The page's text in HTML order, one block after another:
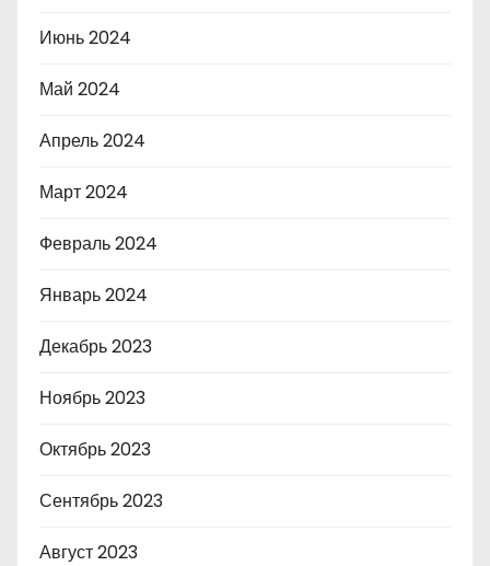
Июнь 2024
Май 2024
Апрель 2024
Март 2024
Февраль 2024
Январь 2024
Декабрь 2023
Ноябрь 2023
Октябрь 2023
Сентябрь 2023
Август 2023